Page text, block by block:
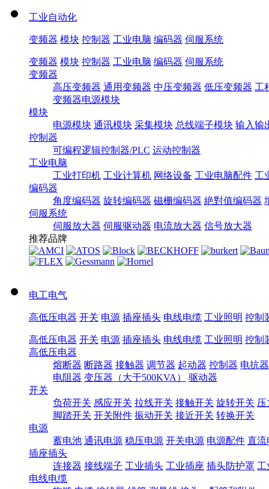
工业自动化
变频器 模块 控制器 工业电脑 编码器 伺服系统
变频器 模块 控制器 工业电脑 编码器 伺服系统
变频器
高压变频器 通用变频器 中压变频器 低压变频器 工
变频器电源模块
模块
电源模块 通讯模块 采集模块 总线端子模块 输入输
控制器
可编程逻辑控制器/PLC 运动控制器
工业电脑
工业打印机 工业计算机 网络设备 工业电脑配件 工
编码器
角度编码器 旋转编码器 磁栅编码器 絶對值编码器
伺服系统
伺服放大器 伺服驱动器 电流放大器 信号放大器
推荐品牌
电工电气
高低压电器 开关 电源 插座插头 电线电缆 工业照明 控制
高低压电器 开关 电源 插座插头 电线电缆 工业照明 控制
高低压电器
熔断器 断路器 接触器 调节器 起动器 控制器 电抗器
电阻器 变压器（大于500KVA）
驱动器
开关
负荷开关 感应开关 拉线开关 接触开关 旋转开关 压
脚踏开关 开关附件 振动开关 接近开关 转换开关
电源
蓄电池 通讯电源 稳压电源 开关电源 电源配件 直流
插座插头
连接器 接线端子 工业插头 工业插座 插头防护罩 工
电线电缆